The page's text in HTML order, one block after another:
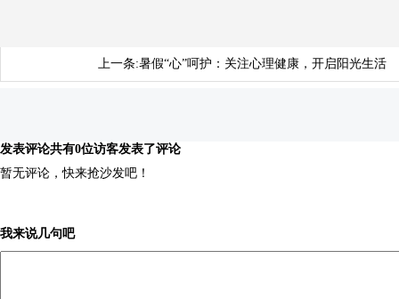
上一条:暑假“心”呵护：关注心理健康，开启阳光生活
发表评论共有0位访客发表了评论
暂无评论，快来抢沙发吧！
我来说几句吧